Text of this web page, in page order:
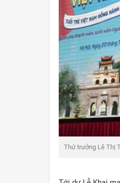
Thứ trưởng Lê Thị